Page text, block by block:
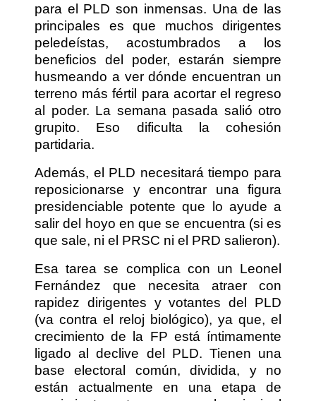
para el PLD son inmensas. Una de las
principales es que muchos dirigentes
peledeístas, acostumbrados a los
beneficios del poder, estarán siempre
husmeando a ver dónde encuentran un
terreno más fértil para acortar el regreso
al poder. La semana pasada salió otro
grupito. Eso dificulta la cohesión
partidaria.
Además, el PLD necesitará tiempo para
reposicionarse y encontrar una figura
presidenciable potente que lo ayude a
salir del hoyo en que se encuentra (si es
que sale, ni el PRSC ni el PRD salieron).
Esa tarea se complica con un Leonel
Fernández que necesita atraer con
rapidez dirigentes y votantes del PLD
(va contra el reloj biológico), ya que, el
crecimiento de la FP está íntimamente
ligado al declive del PLD. Tienen una
base electoral común, dividida, y no
están actualmente en una etapa de